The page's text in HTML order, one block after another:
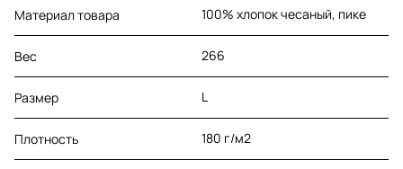
Материал товара 100% хлопок чесаный, пике
Вес 266
Размер L
Плотность 180 г/м2